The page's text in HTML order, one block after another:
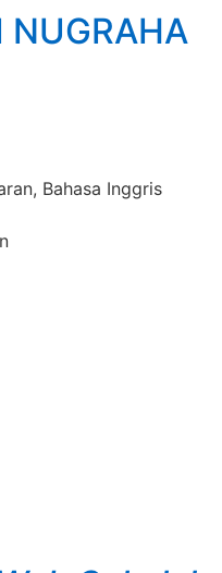
NUGRAHA
Bahasa Inggris